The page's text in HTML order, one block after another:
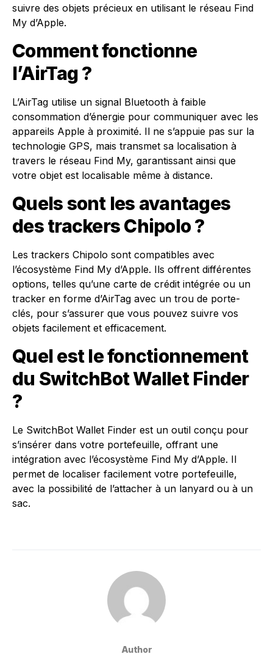
suivre des objets précieux en utilisant le réseau Find
My d’Apple.
Comment fonctionne
l’AirTag ?
L’AirTag utilise un signal Bluetooth à faible
consommation d’énergie pour communiquer avec les
appareils Apple à proximité. Il ne s’appuie pas sur la
technologie GPS, mais transmet sa localisation à
travers le réseau Find My, garantissant ainsi que
votre objet est localisable même à distance.
Quels sont les avantages
des trackers Chipolo ?
Les trackers Chipolo sont compatibles avec
l’écosystème Find My d’Apple. Ils offrent différentes
options, telles qu’une carte de crédit intégrée ou un
tracker en forme d’AirTag avec un trou de porte-
clés, pour s’assurer que vous pouvez suivre vos
objets facilement et efficacement.
Quel est le fonctionnement
du SwitchBot Wallet Finder
?
Le SwitchBot Wallet Finder est un outil conçu pour
s’insérer dans votre portefeuille, offrant une
intégration avec l’écosystème Find My d’Apple. Il
permet de localiser facilement votre portefeuille,
avec la possibilité de l’attacher à un lanyard ou à un
sac.
Author